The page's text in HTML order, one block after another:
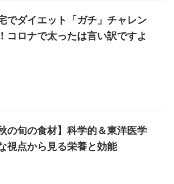
でダイエット「ガチ」チャレン
コロナで太ったは言い訳ですよ
秋の旬の食材】科学的＆東洋医学
視点から見る栄養と効能